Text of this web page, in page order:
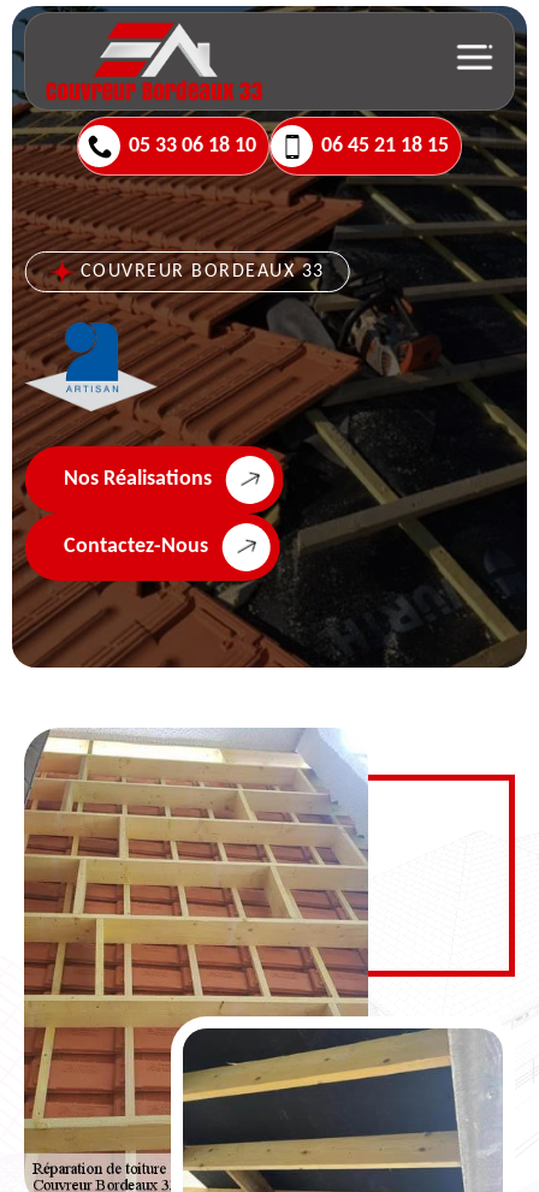
05 33 06 18 10 06 45 21 18 15
COUVREUR BORDEAUX 33
Nos Réalisations
Contactez-Nous